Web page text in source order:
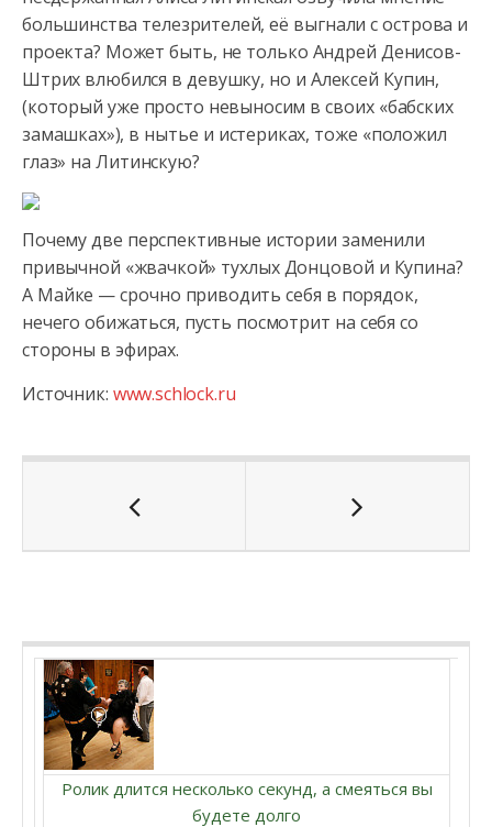
большинства телезрителей, её выгнали с острова и
проекта? Может быть, не только Андрей Денисов-
Штрих влюбился в девушку, но и Алексей Купин,
(который уже просто невыносим в своих «бабских
замашках»), в нытье и истериках, тоже «положил
глаз» на Литинскую?
Почему две перспективные истории заменили
привычной «жвачкой» тухлых Донцовой и Купина?
А Майке — срочно приводить себя в порядок,
нечего обижаться, пусть посмотрит на себя со
стороны в эфирах.
Источник: www.schlock.ru
Ролик длится несколько секунд, а смеяться вы
будете долго